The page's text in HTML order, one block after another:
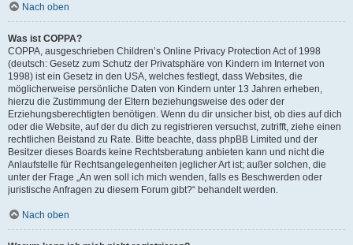
Nach oben
Was ist COPPA?
COPPA, ausgeschrieben Children’s Online Privacy Protection Act of 1998
(deutsch: Gesetz zum Schutz der Privatsphäre von Kindern im Internet von
1998) ist ein Gesetz in den USA, welches festlegt, dass Websites, die
möglicherweise persönliche Daten von Kindern unter 13 Jahren erheben,
hierzu die Zustimmung der Eltern beziehungsweise des oder der
Erziehungsberechtigten benötigen. Wenn du dir unsicher bist, ob dies auf dich
oder die Website, auf der du dich zu registrieren versuchst, zutrifft, ziehe einen
rechtlichen Beistand zu Rate. Bitte beachte, dass phpBB Limited und der
Besitzer dieses Boards keine Rechtsberatung anbieten kann und nicht die
Anlaufstelle für Rechtsangelegenheiten jeglicher Art ist; außer solchen, die
unter der Frage „An wen soll ich mich wenden, falls es Beschwerden oder
juristische Anfragen zu diesem Forum gibt?“ behandelt werden.
Nach oben